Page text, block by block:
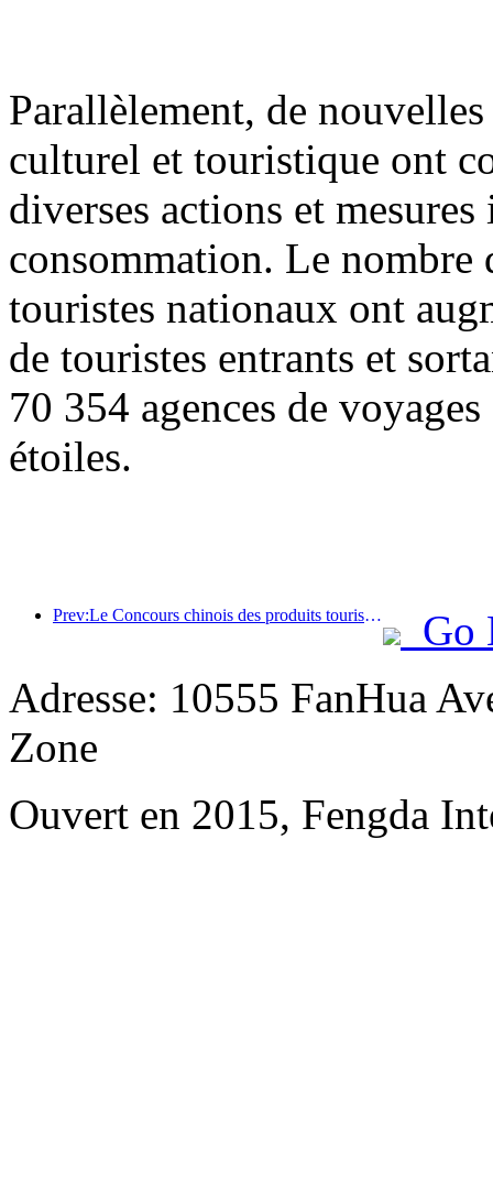
Parallèlement, de
culturel et touristique ont
diverses actions et
consommation. Le nombre
touristes nationaux ont
de touristes entrants et
70 354 agences de
étoiles.
Prev:Le Concours chinois des produits touristiques s'est tenu avec succès à Xiangtan, dans le Hunan.
Go
Adresse: 10555 FanHua
Zone
Ouvert en 2015, Fengda